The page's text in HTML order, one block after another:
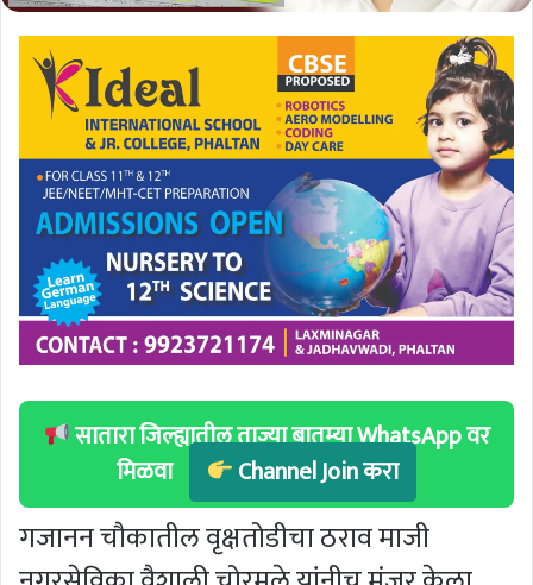
सातारा जिल्ह्यातील ताज्या बातम्या WhatsApp वर
मिळवा
Channel Join करा
गजानन चौकातील वृक्षतोडीचा ठराव माजी